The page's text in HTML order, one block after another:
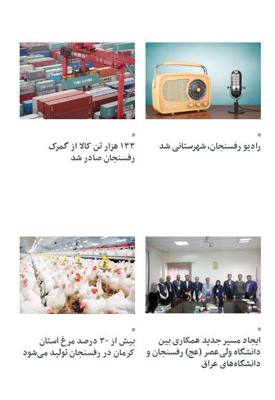
13 Bahman 1403 - 17:01
رادیو رفسنجان، شهرستانی شد
11 Bahman 1403 - 20:34
۱۳۳‌ هزار تن کالا از گمرک
رفسنجان صادر شد
11 Bahman 1403 - 16:45
ایجاد مسیر جدید همکاری بین
دانشگاه ولی‌عصر (عج) رفسنجان و
دانشگاه‌های عراق
11 Bahman 1403 - 16:43
بیش از ۳۰ درصد مرغ استان
کرمان در رفسنجان تولید می‌شود